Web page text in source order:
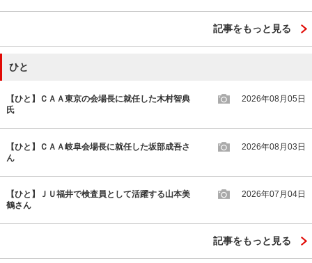
記事をもっと見る
ひと
【ひと】ＣＡＡ東京の会場長に就任した木村智典
氏
2026年08月05日
【ひと】ＣＡＡ岐阜会場長に就任した坂部成吾さ
ん
2026年08月03日
【ひと】ＪＵ福井で検査員として活躍する山本美
鶴さん
2026年07月04日
記事をもっと見る